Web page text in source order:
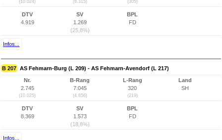
(10.024) (6.315) (305)
DTV
4.919
SV
1.269
(25,8%)
BPL
FD
Infos...
B 207 AS Fehmarn-Burg (L 209) - AS Fehmarn-Avendorf (L 217)
Nr.
2.745
(10.025)
B-Rang
7.045
(4.656)
L-Rang
320
(219)
Land
SH
DTV
8.369
SV
1.573
(18,8%)
BPL
FD
Infos...